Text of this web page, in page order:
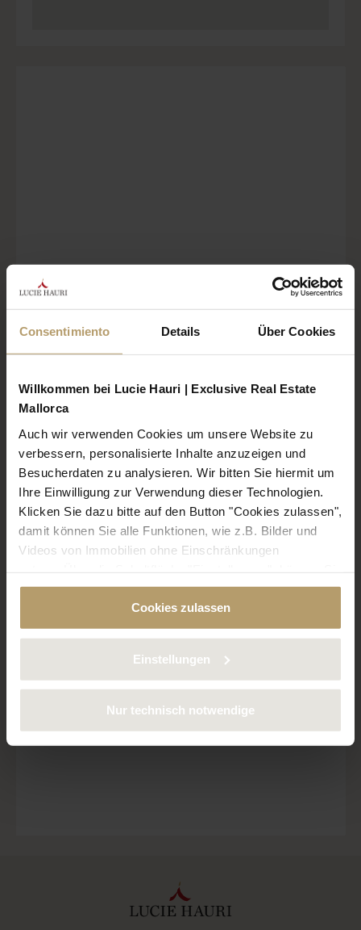
Consentimiento Details Über Cookies
Willkommen bei Lucie Hauri | Exclusive Real Estate
Mallorca
Auch wir verwenden Cookies um unsere Website zu
verbessern, personalisierte Inhalte anzuzeigen und
Besucherdaten zu analysieren. Wir bitten Sie hiermit um
Ihre Einwilligung zur Verwendung dieser Technologien.
Klicken Sie dazu bitte auf den Button "Cookies zulassen",
damit können Sie alle Funktionen, wie z.B. Bilder und
Videos von Immobilien ohne Einschränkungen
bestimmte Cookies und Technologien gezielt
deaktivieren. Weitere Informationen über die von uns
verwendeten Cookies finden Sie in unserer
Cookies zulassen
Einstellungen
Nur technisch notwendige